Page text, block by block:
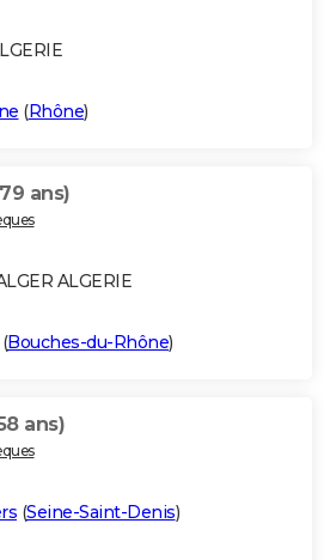
(Rhône)
ans)
ALGERIE
(Bouches-du-Rhône)
ans)
(Seine-Saint-Denis)